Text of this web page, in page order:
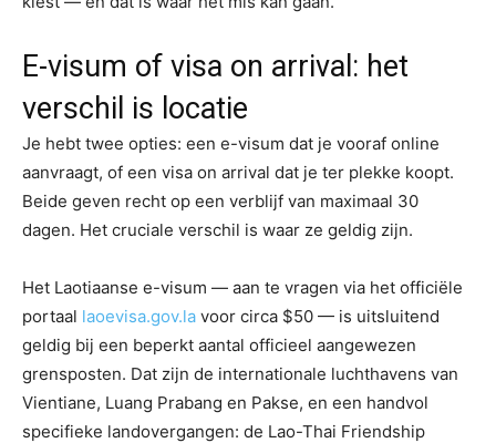
E-visum of visa on arrival: het
verschil is locatie
Je hebt twee opties: een e-visum dat je vooraf online
aanvraagt, of een visa on arrival dat je ter plekke koopt.
Beide geven recht op een verblijf van maximaal 30
dagen. Het cruciale verschil is waar ze geldig zijn.
Het Laotiaanse e-visum — aan te vragen via het officiële
portaal laoevisa.gov.la voor circa $50 — is uitsluitend
geldig bij een beperkt aantal officieel aangewezen
grensposten. Dat zijn de internationale luchthavens van
Vientiane, Luang Prabang en Pakse, en een handvol
specifieke landovergangen: de Lao-Thai Friendship